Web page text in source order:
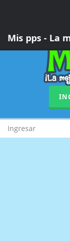
Mis pps - La
Ingresar